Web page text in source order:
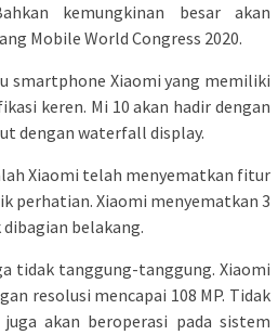
kemungkinan besar akan
Mobile World Congress 2020.
smartphone Xiaomi yang memiliki
keren. Mi 10 akan hadir dengan
dengan waterfall display.
Xiaomi telah menyematkan fitur
perhatian. Xiaomi menyematkan 3
belakang.
tidak tanggung-tanggung. Xiaomi
resolusi mencapai 108 MP. Tidak
akan beroperasi pada sistem